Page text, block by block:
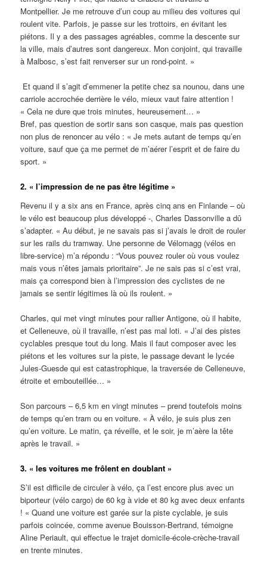
Montpellier. Je me retrouve d’un coup au milieu des voitures qui
roulent vite. Parfois, je passe sur les trottoirs, en évitant les
piétons. Il y a des passages agréables, comme la descente sur
la ville, mais d’autres sont dangereux. Mon conjoint, qui travaille
à Malbosc, s’est fait renverser sur un rond-point. »
Et quand il s’agit d’emmener la petite chez sa nounou, dans une
carriole accrochée derrière le vélo, mieux vaut faire attention !
« Cela ne dure que trois minutes, heureusement… »
Bref, pas question de sortir sans son casque, mais pas question
non plus de renoncer au vélo : « Je mets autant de temps qu’en
voiture, sauf que ça me permet de m’aérer l’esprit et de faire du
sport. »
2. « l’impression de ne pas être légitime »
Revenu il y a six ans en France, après cinq ans en Finlande – où
le vélo est beaucoup plus développé -, Charles Dassonville a dû
s’adapter. « Au début, je ne savais pas si j’avais le droit de rouler
sur les rails du tramway. Une personne de Vélomagg (vélos en
libre-service) m’a répondu : “Vous pouvez rouler où vous voulez
mais vous n’êtes jamais prioritaire”. Je ne sais pas si c’est vrai,
mais ça correspond bien à l’impression des cyclistes de ne
jamais se sentir légitimes là où ils roulent. »
Charles, qui met vingt minutes pour rallier Antigone, où il habite,
et Celleneuve, où il travaille, n’est pas mal loti. « J’ai des pistes
cyclables presque tout du long. Mais il faut composer avec les
piétons et les voitures sur la piste, le passage devant le lycée
Jules-Guesde qui est catastrophique, la traversée de Celleneuve,
étroite et embouteillée… »
Son parcours – 6,5 km en vingt minutes – prend toutefois moins
de temps qu’en tram ou en voiture. « À vélo, je suis plus zen
qu’en voiture. Le matin, ça réveille, et le soir, je m’aère la tête
après le travail. »
3. « les voitures me frôlent en doublant »
S’il est difficile de circuler à vélo, ça l’est encore plus avec un
biporteur (vélo cargo) de 60 kg à vide et 80 kg avec deux enfants
! « Quand une voiture est garée sur la piste cyclable, je suis
parfois coincée, comme avenue Bouisson-Bertrand, témoigne
Aline Periault, qui effectue le trajet domicile-école-crèche-travail
en trente minutes.